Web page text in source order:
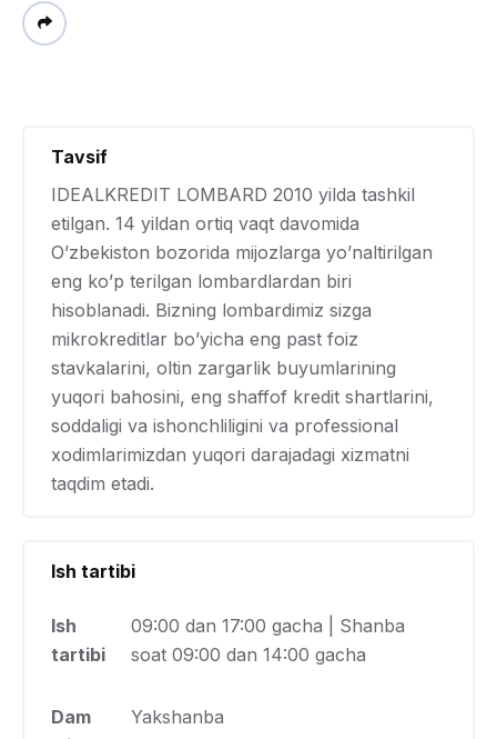
Tavsif
IDEALKREDIT LOMBARD 2010 yilda tashkil
etilgan. 14 yildan ortiq vaqt davomida
O’zbekiston bozorida mijozlarga yo’naltirilgan
eng ko’p terilgan lombardlardan biri
hisoblanadi. Bizning lombardimiz sizga
mikrokreditlar bo’yicha eng past foiz
stavkalarini, oltin zargarlik buyumlarining
yuqori bahosini, eng shaffof kredit shartlarini,
soddaligi va ishonchliligini va professional
xodimlarimizdan yuqori darajadagi xizmatni
taqdim etadi.
Ish tartibi
Ish
tartibi
09:00 dan 17:00 gacha | Shanba
soat 09:00 dan 14:00 gacha
Dam
Yakshanba